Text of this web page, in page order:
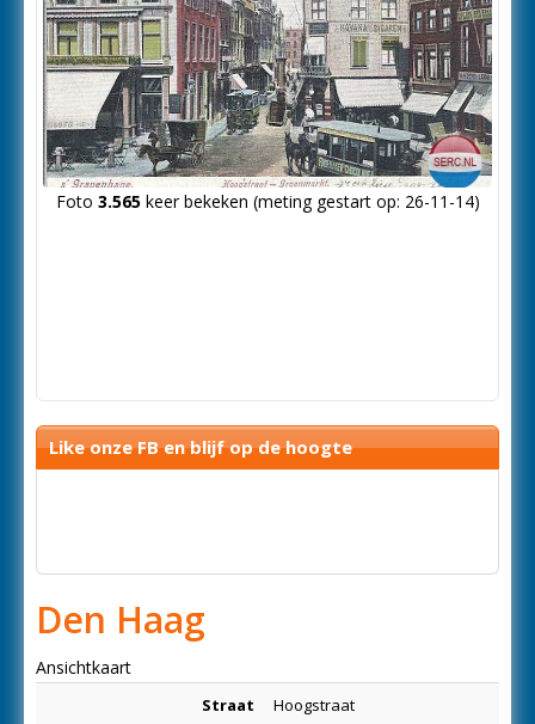
Foto 3.565keer bekeken (meting gestart op: 26-11-14)
Like onze FB en blijf op de hoogte
Den Haag
Ansichtkaart
Straat Hoogstraat